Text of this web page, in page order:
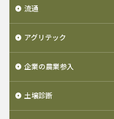
流通
アグリテック
企業の農業参入
土壌診断